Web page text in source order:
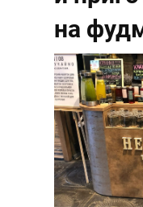
на